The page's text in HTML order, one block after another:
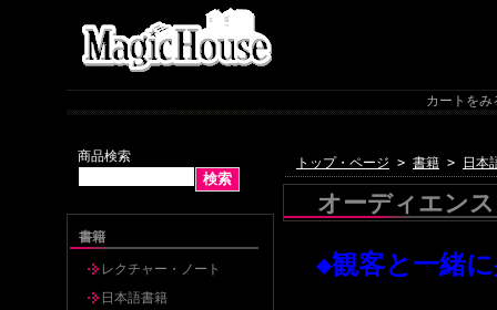
カートをみ
商品検索
書籍
レクチャー・ノート
日本語書籍
トップ・ページ > 書籍 > 日本
オーディエン
◆観客と一緒